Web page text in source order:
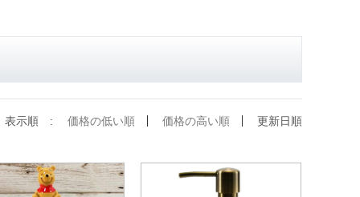
表示順 : 価格の低い順 価格の高い順 更新日順